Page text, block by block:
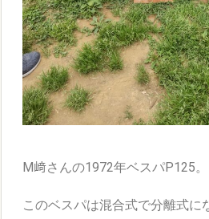
M﨑さんの1972年ベスパP125。
このベスパは混合式で分離式に